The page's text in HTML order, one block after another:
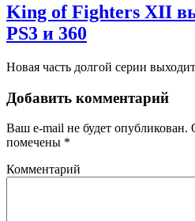
King of Fighters XII
PS3 и 360
Новая часть долгой серии
Добавить комментарий
Ваш e-mail не будет опубликован.
помечены *
Комментарий